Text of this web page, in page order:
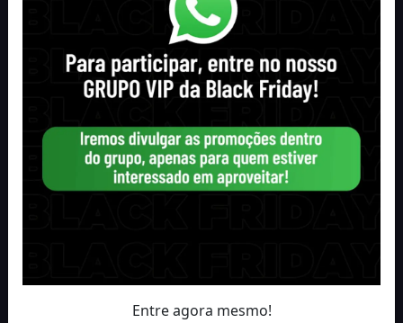
Entre agora mesmo!